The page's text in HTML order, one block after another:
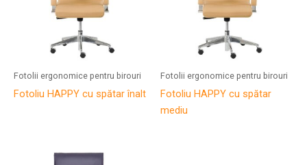
Fotolii ergonomice pentru birouri
Fotoliu HAPPY cu spătar înalt
Fotolii ergonomice pentru birouri
Fotoliu HAPPY cu spătar
mediu